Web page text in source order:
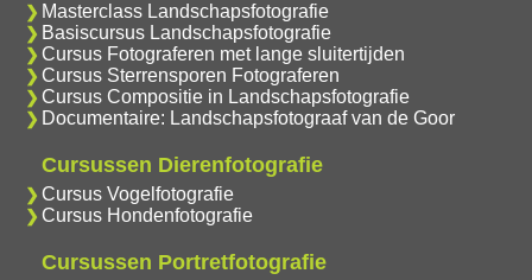
Masterclass Landschapsfotografie
Basiscursus Landschapsfotografie
Cursus Fotograferen met lange sluitertijden
Cursus Sterrensporen Fotograferen
Cursus Compositie in Landschapsfotografie
Documentaire: Landschapsfotograaf van de Goor
Cursussen Dierenfotografie
Cursus Vogelfotografie
Cursus Hondenfotografie
Cursussen Portretfotografie